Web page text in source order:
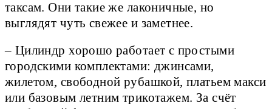
таксам. Они такие же лаконичные, но
выглядят чуть свежее и заметнее.
– Цилиндр хорошо работает с простыми
городскими комплектами: джинсами,
жилетом, свободной рубашкой, платьем макси
или базовым летним трикотажем. За счёт